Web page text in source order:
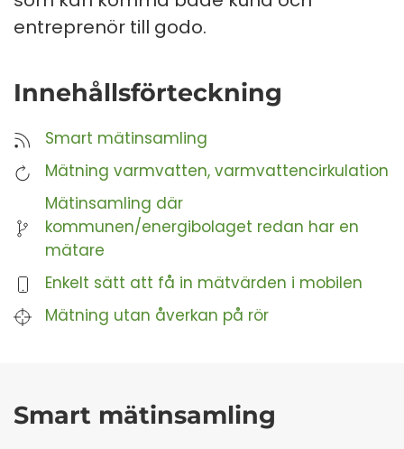
entreprenör till godo.
Innehållsförteckning
Smart mätinsamling
Mätning varmvatten, varmvattencirkulation
Mätinsamling där
kommunen/energibolaget redan har en
mätare
Enkelt sätt att få in mätvärden i mobilen
Mätning utan åverkan på rör
Smart mätinsamling